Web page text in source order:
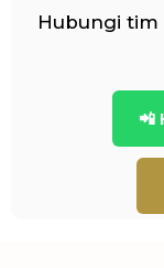
Hubungi
📲